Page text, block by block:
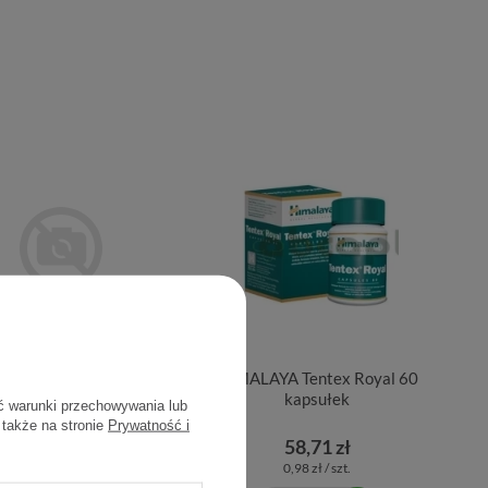
White 75 ml
HIMALAYA Tentex Royal 60
kapsułek
58,71 zł
0,98 zł / szt.
warunki przechowywania lub
na stronie Prywatność i